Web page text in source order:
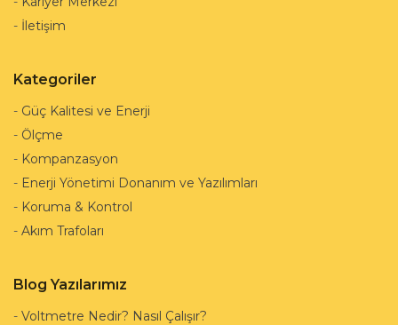
- İletişim
Kategoriler
- Güç Kalitesi ve Enerji
- Ölçme
- Kompanzasyon
- Enerji Yönetimi Donanım ve Yazılımları
- Koruma & Kontrol
- Akım Trafoları
Blog Yazılarımız
- Voltmetre Nedir? Nasıl Çalışır?